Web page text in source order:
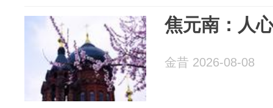
焦元南：人
金昔 2026-08-08